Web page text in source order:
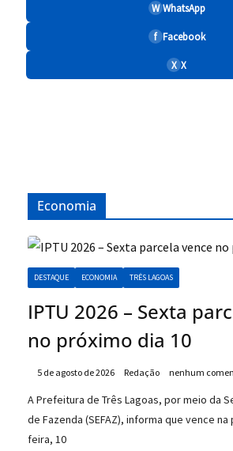
W WhatsApp
f Facebook
X X
Economia
DESTAQUE ECONOMIA TRÊS LAGOAS
IPTU 2026 – Sexta
no próximo dia 10
5 de agosto de 2026 Redação nenhum
A Prefeitura de Três Lagoas, por meio da
de Fazenda (SEFAZ), informa que vence
feira, 10